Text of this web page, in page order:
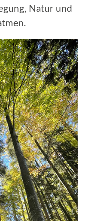
Natur und